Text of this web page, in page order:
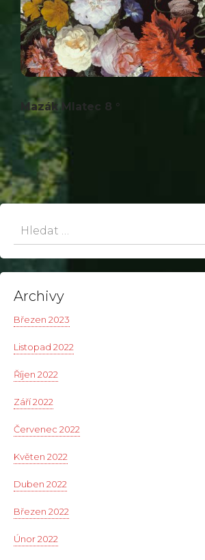
Mazák Mlatec 8 °
Archivy
Březen 2023
Listopad 2022
Říjen 2022
Září 2022
Červenec 2022
Květen 2022
Duben 2022
Březen 2022
Únor 2022